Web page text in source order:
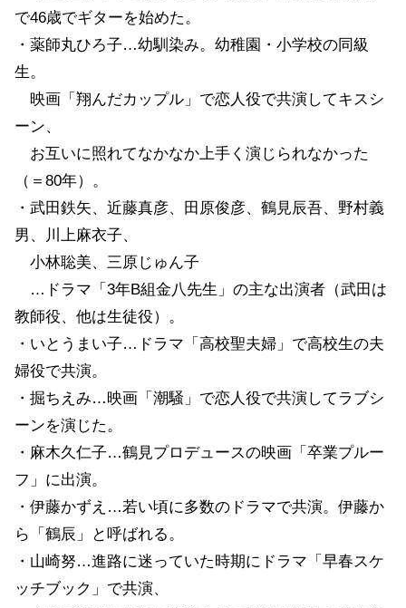
で46歳でギターを始めた。
・薬師丸ひろ子…幼馴染み。幼稚園・小学校の同級
生。
映画「翔んだカップル」で恋人役で共演してキスシ
ーン、
お互いに照れてなかなか上手く演じられなかった
（＝80年）。
・武田鉄矢、近藤真彦、田原俊彦、鶴見辰吾、野村義
男、川上麻衣子、
小林聡美、三原じゅん子
…ドラマ「3年B組金八先生」の主な出演者（武田は
教師役、他は生徒役）。
・いとうまい子…ドラマ「高校聖夫婦」で高校生の夫
婦役で共演。
・掘ちえみ…映画「潮騒」で恋人役で共演してラブシ
ーンを演じた。
・麻木久仁子…鶴見プロデュースの映画「卒業プルー
フ」に出演。
・伊藤かずえ…若い頃に多数のドラマで共演。伊藤か
ら「鶴辰」と呼ばれる。
・山崎努…進路に迷っていた時期にドラマ「早春スケ
ッチブック」で共演、